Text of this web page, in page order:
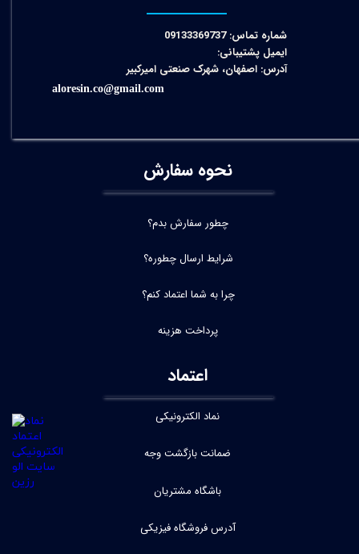
شماره تماس: 09133369737
ایمیل پشتیبانی:
آدرس: اصفهان، شهرک صنعتی امیرکبیر
aloresin.co@gmail.com
نحوه سفارش
چطور سفارش بدم؟
شرایط ارسال چطوره؟
چرا به شما اعتماد کنم؟
پرداخت هزینه
اعتماد
نماد الکترونیکی
ضمانت بازگشت وجه
باشگاه مشتریان
آدرس فروشگاه فیزیکی